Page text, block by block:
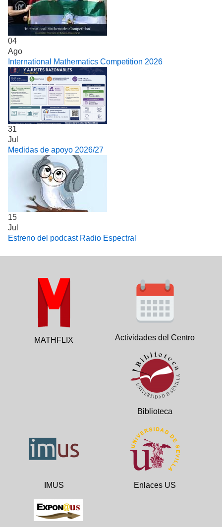
04
Ago
International Mathematics Competition 2026
31
Jul
Medidas de apoyo 2026/27
15
Jul
Estreno del podcast Radio Espectral
MATHFLIX Actividades del Centro
Biblioteca
IMUS Enlaces US